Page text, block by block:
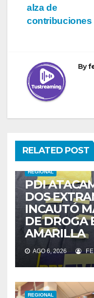
alza de
contribuciones
By
RELATED POST
REGIONAL
PDI
DOS
INCAUTÓ
DE DROGA
AMARILLA
AGO 6, 2026
REGIONAL